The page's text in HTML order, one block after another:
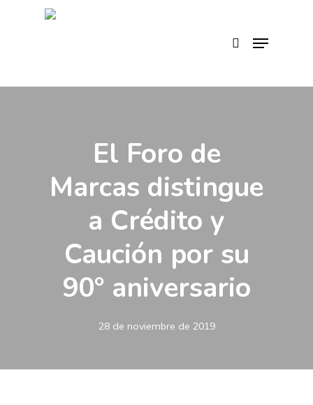
Menu
El Foro de
Marcas distingue
a Crédito y
Caución por su
90º aniversario
28 de noviembre de 2019